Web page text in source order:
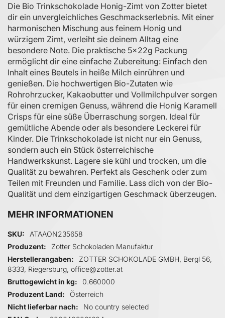
Die Bio Trinkschokolade Honig-Zimt von Zotter bietet
dir ein unvergleichliches Geschmackserlebnis. Mit einer
harmonischen Mischung aus feinem Honig und
würzigem Zimt, verleiht sie deinem Alltag eine
besondere Note. Die praktische 5x22g Packung
ermöglicht dir eine einfache Zubereitung: Einfach den
Inhalt eines Beutels in heiße Milch einrühren und
genießen. Die hochwertigen Bio-Zutaten wie
Rohrohrzucker, Kakaobutter und Vollmilchpulver sorgen
für einen cremigen Genuss, während die Honig Karamell
Crisps für eine süße Überraschung sorgen. Ideal für
gemütliche Abende oder als besondere Leckerei für
Kinder. Die Trinkschokolade ist nicht nur ein Genuss,
sondern auch ein Stück österreichische
Handwerkskunst. Lagere sie kühl und trocken, um die
Qualität zu bewahren. Perfekt als Geschenk oder zum
Teilen mit Freunden und Familie. Lass dich von der Bio-
Qualität und dem einzigartigen Geschmack überzeugen.
MEHR INFORMATIONEN
Mehr Informationen
SKU
ATAAON235658
Produzent
Zotter Schokoladen Manufaktur
Herstellerangaben
ZOTTER SCHOKOLADE GMBH, Bergl 56,
8333, Riegersburg, office@zotter.at
Bruttogewicht in kg
0.660000
Produzent Land
Österreich
Nicht lieferbar nach
No country selected